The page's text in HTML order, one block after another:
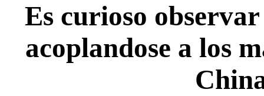
Es curioso
acoplandose a los